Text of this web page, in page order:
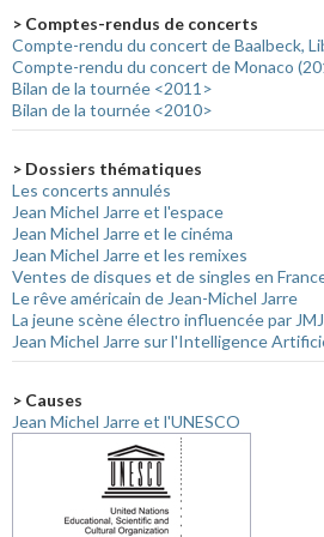
> Comptes-rendus de concerts
Compte-rendu du concert de Baalbeck,
Compte-rendu du concert de Monaco
Bilan de la tournée <2011>
Bilan de la tournée <2010>
> Dossiers thématiques
Les concerts annulés
Jean Michel Jarre et l'espace
Jean Michel Jarre et le cinéma
Jean Michel Jarre et les remixes
Ventes de disques et de singles en
Le rêve américain de Jean-Michel Jarre
La jeune scène électro influencée par JMJ
Jean Michel Jarre sur l'Intelligence
> Causes
Jean Michel Jarre et l'UNESCO